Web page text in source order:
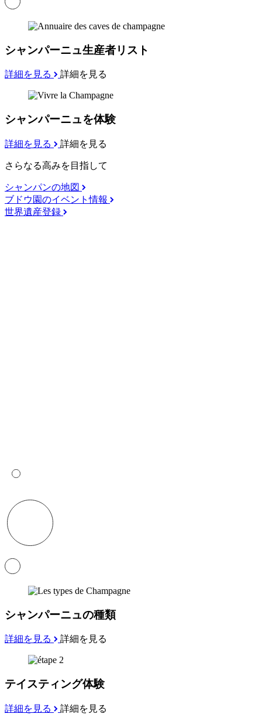
シャンパーニュ生産者リスト
詳細を見る 詳細を見る
シャンパーニュを体験
詳細を見る 詳細を見る
さらなる高みを目指して
シャンパンの地図
ブドウ園のイベント情報
世界遺産登録
シャンパーニュの種類
詳細を見る 詳細を見る
テイスティング体験
詳細を見る 詳細を見る